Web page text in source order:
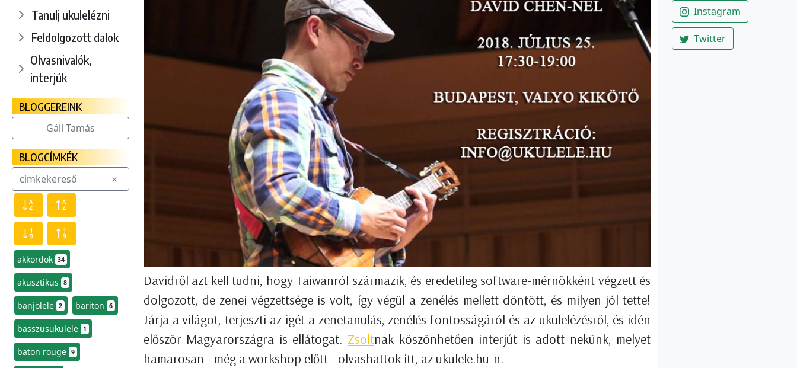
Instagram
Twitter
Tanulj ukulelézni
Feldolgozott dalok
Olvasnivalók,
interjúk
BLOGGEREINK
Gáll Tamás
BLOGCÍMKÉK
akkordok 34
akusztikus 8
banjolele 2 bariton 6
basszusukulele 1
baton rouge 9
Davidről azt kell tudni, hogy Taiwanról származik, és eredetileg software-mérnökként végzett és
dolgozott, de zenei végzettsége is volt, így végül a zenélés mellett döntött, és milyen jól tette!
Járja a világot, terjeszti az igét a zenetanulás, zenélés fontosságáról és az ukulelézésről, és idén
először Magyarországra is ellátogat. Zsoltnak köszönhetően interjút is adott nekünk, melyet
hamarosan - még a workshop előtt - olvashattok itt, az ukulele.hu-n.